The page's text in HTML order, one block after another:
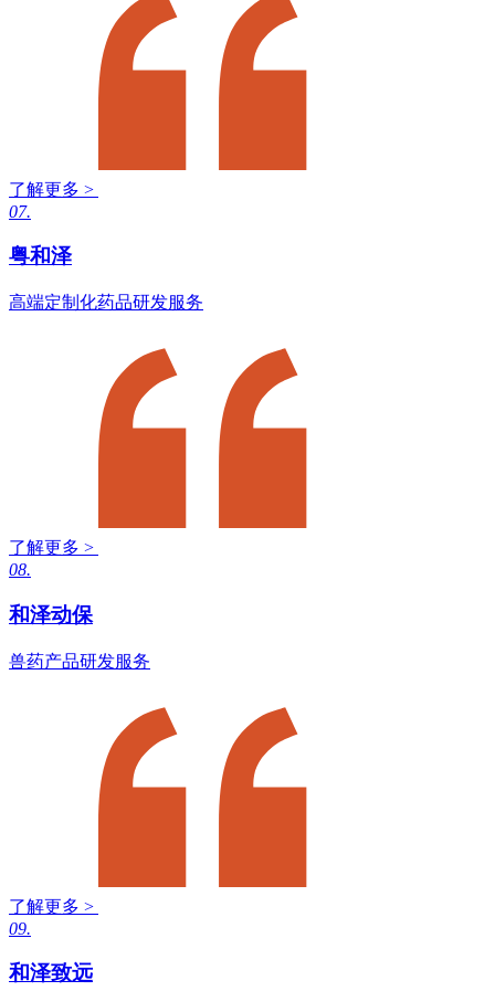
了解更多 >
07.
粤和泽
高端定制化药品研发服务
了解更多 >
08.
和泽动保
兽药产品研发服务
了解更多 >
09.
和泽致远